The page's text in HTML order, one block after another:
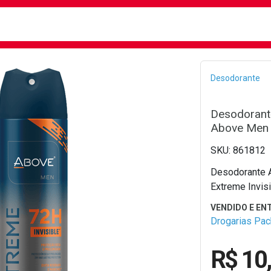
Desodorante
Above
861812
Desodorante
Extreme
Drogarias
R$